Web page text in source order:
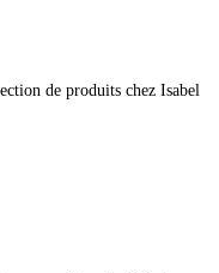
de produits chez Isabel